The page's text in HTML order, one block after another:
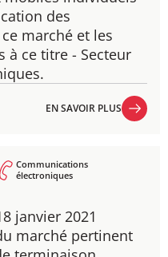
des
marché et les
à ce titre - Secteur
EN SAVOIR PLUS
janvier 2021
marché pertinent
Communications
électroniques